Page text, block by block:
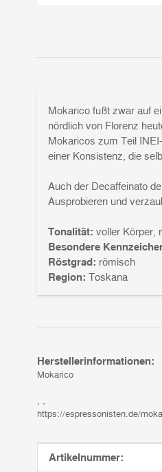
Mokarico fußt zwar auf
nördlich von Florenz
Mokaricos zum Teil
einer Konsistenz, die
Auch der Decaffeinato
Ausprobieren und
Tonalität: voller Körper,
Besondere
Röstgrad: römisch
Region: Toskana
Herstellerinformationen:
Mokarico
https://espressonisten.de/
Produkteigenschaft
Wert
Artikelnummer: